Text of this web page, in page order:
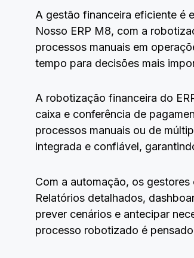
A gestão financeira eficiente é
Nosso ERP M8, com a
processos manuais em
tempo para decisões mais
A robotização financeira do
caixa e conferência de
processos manuais ou de
integrada e confiável,
Com a automação, os
Relatórios detalhados,
prever cenários e antecipar
processo robotizado é